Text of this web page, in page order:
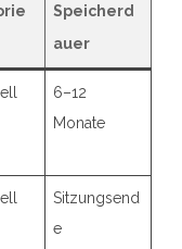
Speicherd
auer
6–12
Monate
Sitzungsend
e